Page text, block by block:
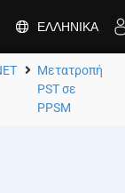
ΕΛΛΗΝΙΚΆ
Μετατροπή
PST σε
PPSM